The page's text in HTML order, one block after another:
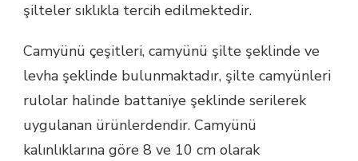
şilteler sıklıkla tercih edilmektedir.
Camyünü çeşitleri, camyünü şilte şeklinde ve
levha şeklinde bulunmaktadır, şilte camyünleri
rulolar halinde battaniye şeklinde serilerek
uygulanan ürünlerdendir. Camyünü
kalınlıklarına göre 8 ve 10 cm olarak